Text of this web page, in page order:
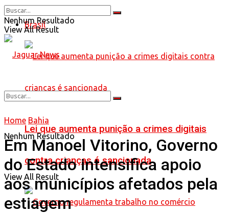
Brasil
Lei que aumenta punição a crimes digitais
contra crianças é sancionada
Nenhum Resultado
View All Result
Nenhum Resultado
View All Result
Home Bahia
Em Manoel Vitorino, Governo
do Estado intensifica apoio
aos municípios afetados pela
estiagem